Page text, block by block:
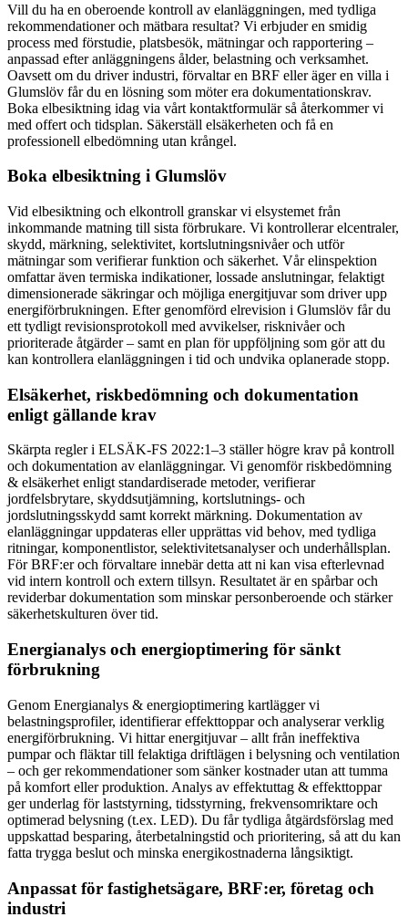
Vill du ha en oberoende kontroll av elanläggningen, med tydliga
rekommendationer och mätbara resultat? Vi erbjuder en smidig
process med förstudie, platsbesök, mätningar och rapportering –
anpassad efter anläggningens ålder, belastning och verksamhet.
Oavsett om du driver industri, förvaltar en BRF eller äger en villa i
Glumslöv får du en lösning som möter era dokumentationskrav.
Boka elbesiktning idag via vårt kontaktformulär så återkommer vi
med offert och tidsplan. Säkerställ elsäkerheten och få en
professionell elbedömning utan krångel.
Boka elbesiktning i Glumslöv
Vid elbesiktning och elkontroll granskar vi elsystemet från
inkommande matning till sista förbrukare. Vi kontrollerar elcentraler,
skydd, märkning, selektivitet, kortslutningsnivåer och utför
mätningar som verifierar funktion och säkerhet. Vår elinspektion
omfattar även termiska indikationer, lossade anslutningar, felaktigt
dimensionerade säkringar och möjliga energitjuvar som driver upp
energiförbrukningen. Efter genomförd elrevision i Glumslöv får du
ett tydligt revisionsprotokoll med avvikelser, risknivåer och
prioriterade åtgärder – samt en plan för uppföljning som gör att du
kan kontrollera elanläggningen i tid och undvika oplanerade stopp.
Elsäkerhet, riskbedömning och dokumentation
enligt gällande krav
Skärpta regler i ELSÄK-FS 2022:1–3 ställer högre krav på kontroll
och dokumentation av elanläggningar. Vi genomför riskbedömning
& elsäkerhet enligt standardiserade metoder, verifierar
jordfelsbrytare, skyddsutjämning, kortslutnings- och
jordslutningsskydd samt korrekt märkning. Dokumentation av
elanläggningar uppdateras eller upprättas vid behov, med tydliga
ritningar, komponentlistor, selektivitetsanalyser och underhållsplan.
För BRF:er och förvaltare innebär detta att ni kan visa efterlevnad
vid intern kontroll och extern tillsyn. Resultatet är en spårbar och
reviderbar dokumentation som minskar personberoende och stärker
säkerhetskulturen över tid.
Energianalys och energioptimering för sänkt
förbrukning
Genom Energianalys & energioptimering kartlägger vi
belastningsprofiler, identifierar effekttoppar och analyserar verklig
energiförbrukning. Vi hittar energitjuvar – allt från ineffektiva
pumpar och fläktar till felaktiga driftlägen i belysning och ventilation
– och ger rekommendationer som sänker kostnader utan att tumma
på komfort eller produktion. Analys av effektuttag & effekttoppar
ger underlag för laststyrning, tidsstyrning, frekvensomriktare och
optimerad belysning (t.ex. LED). Du får tydliga åtgärdsförslag med
uppskattad besparing, återbetalningstid och prioritering, så att du kan
fatta trygga beslut och minska energikostnaderna långsiktigt.
Anpassat för fastighetsägare, BRF:er, företag och
industri